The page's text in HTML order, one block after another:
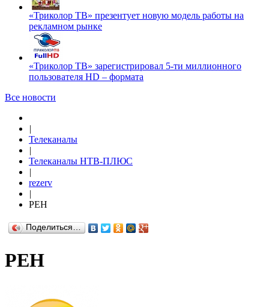
«Триколор ТВ» презентует новую модель работы на
рекламном рынке
«Триколор ТВ» зарегистрировал 5-ти миллионного
пользователя HD – формата
Все новости
|
Телеканалы
|
Телеканалы НТВ-ПЛЮС
|
rezerv
|
РЕН
Поделиться…
РЕН